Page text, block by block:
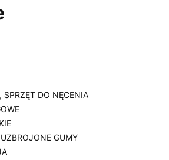
DO NĘCENIA
GUMY